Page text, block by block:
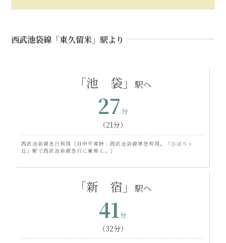
西武池袋線 「東久留米」駅より
「池 袋」
27
（21分）
西武池袋線急行利用［日中平常時：西武池袋線準急利用。「ひばりヶ
丘」駅で西武池袋線急行に乗換え。］
「新 宿」
41
（32分）